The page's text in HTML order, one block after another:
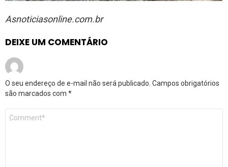
Asnoticiasonline.com.br
DEIXE UM COMENTÁRIO
O seu endereço de e-mail não será publicado. Campos obrigatórios
são marcados com *
Comentário